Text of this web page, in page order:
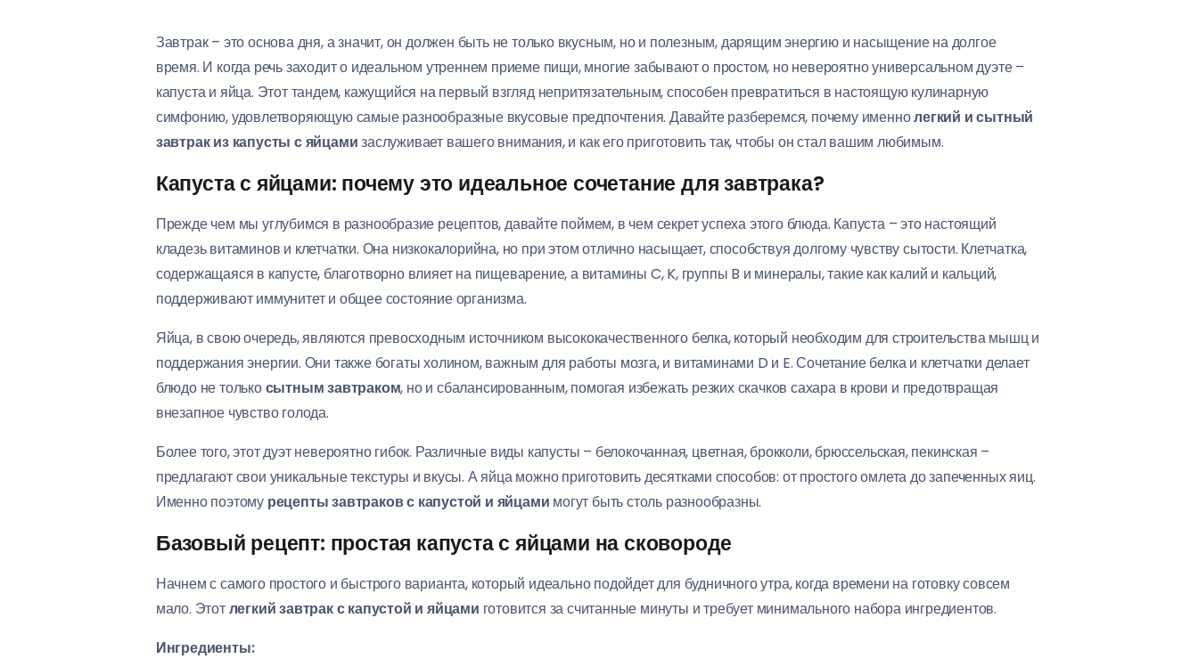
Завтрак – это основа дня, а значит, он должен быть не только вкусным, но и полезным, дарящим энергию и насыщение на долгое
время. И когда речь заходит о идеальном утреннем приеме пищи, многие забывают о простом, но невероятно универсальном дуэте –
капуста и яйца. Этот тандем, кажущийся на первый взгляд непритязательным, способен превратиться в настоящую кулинарную
симфонию, удовлетворяющую самые разнообразные вкусовые предпочтения. Давайте разберемся, почему именнолегкий и сытный
завтрак из капусты с яйцамизаслуживает вашего внимания, и как его приготовить так, чтобы он стал вашим любимым.
Капуста с яйцами: почему это идеальное сочетание для завтрака?
Прежде чем мы углубимся в разнообразие рецептов, давайте поймем, в чем секрет успеха этого блюда. Капуста – это настоящий
кладезь витаминов и клетчатки. Она низкокалорийна, но при этом отлично насыщает, способствуя долгому чувству сытости. Клетчатка,
содержащаяся в капусте, благотворно влияет на пищеварение, а витамины C, K, группы B и минералы, такие как калий и кальций,
поддерживают иммунитет и общее состояние организма.
Яйца, в свою очередь, являются превосходным источником высококачественного белка, который необходим для строительства мышц и
поддержания энергии. Они также богаты холином, важным для работы мозга, и витаминами D и E. Сочетание белка и клетчатки делает
блюдо не толькосытным завтраком, но и сбалансированным, помогая избежать резких скачков сахара в крови и предотвращая
внезапное чувство голода.
Более того, этот дуэт невероятно гибок. Различные виды капусты – белокочанная, цветная, брокколи, брюссельская, пекинская –
предлагают свои уникальные текстуры и вкусы. А яйца можно приготовить десятками способов: от простого омлета до запеченных яиц.
Именно поэтому рецепты завтраков с капустой и яйцами могут быть столь разнообразны.
Базовый рецепт: простая капуста с яйцами на сковороде
Начнем с самого простого и быстрого варианта, который идеально подойдет для будничного утра, когда времени на готовку совсем
мало. Этотлегкий завтрак с капустой и яйцами готовится за считанные минуты и требует минимального набора ингредиентов.
Ингредиенты: